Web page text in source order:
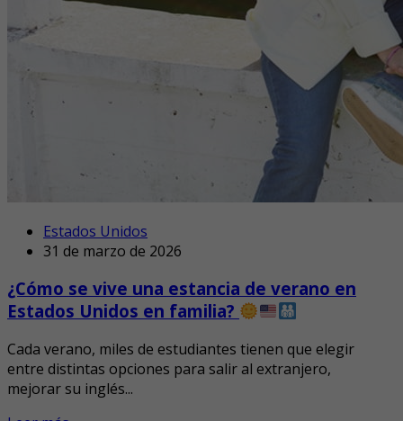
Estados Unidos
31 de marzo de 2026
¿Cómo se vive una estancia de verano en
Estados Unidos en familia?
Cada verano, miles de estudiantes tienen que elegir
entre distintas opciones para salir al extranjero,
mejorar su inglés...